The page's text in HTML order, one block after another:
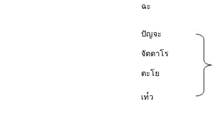
ฉะ
ปัญจะ
จัตตาโร
ตะโย
เท๎ว